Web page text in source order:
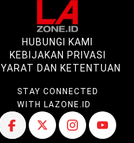
HUBUNGI KAMI
KEBIJAKAN PRIVASI
DAN KETENTUAN
STAY CONNECTED
WITH LAZONE.ID